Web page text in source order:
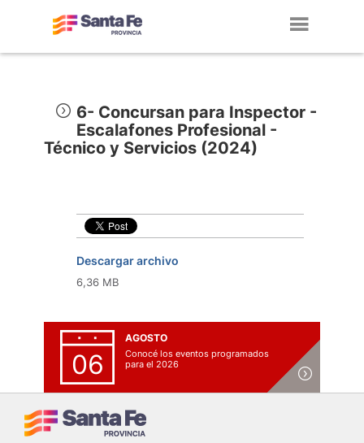
6- Concursan para Inspector -
Escalafones Profesional -
Técnico y Servicios (2024)
Descargar archivo
6,36 MB
06
AGOSTO
Conocé los eventos programados
para el 2026